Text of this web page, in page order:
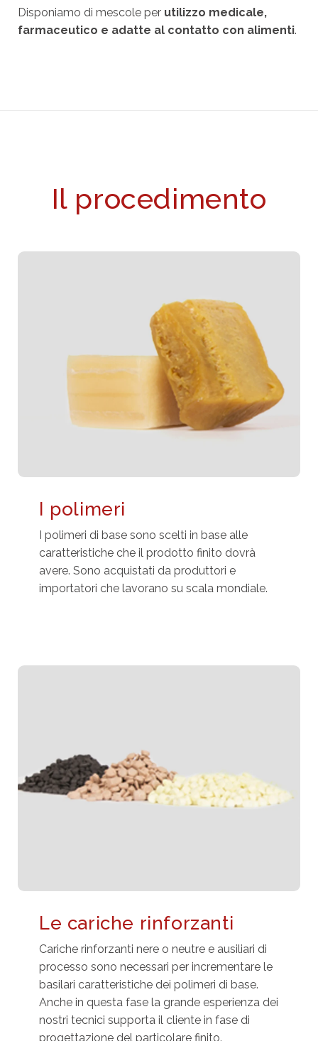
Disponiamo di mescole per utilizzo medicale,
farmaceutico e adatte al contatto con alimenti.
Il procedimento
I polimeri
I polimeri di base sono scelti in base alle
caratteristiche che il prodotto finito dovrà
avere. Sono acquistati da produttori e
importatori che lavorano su scala mondiale.
Le cariche rinforzanti
Cariche rinforzanti nere o neutre e ausiliari di
processo sono necessari per incrementare le
basilari caratteristiche dei polimeri di base.
Anche in questa fase la grande esperienza dei
nostri tecnici supporta il cliente in fase di
progettazione del particolare finito.